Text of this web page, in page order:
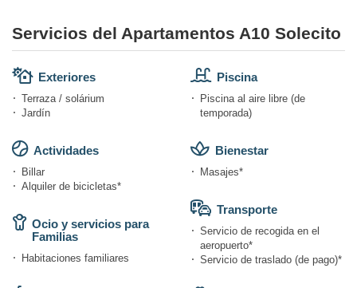
Servicios del Apartamentos A10 Solecito
Exteriores
Terraza / solárium
Jardín
Actividades
Billar
Alquiler de bicicletas*
Ocio y servicios para
Familias
Habitaciones familiares
Piscina
Piscina al aire libre (de
temporada)
Bienestar
Masajes*
Transporte
Servicio de recogida en el
aeropuerto*
Servicio de traslado (de pago)*